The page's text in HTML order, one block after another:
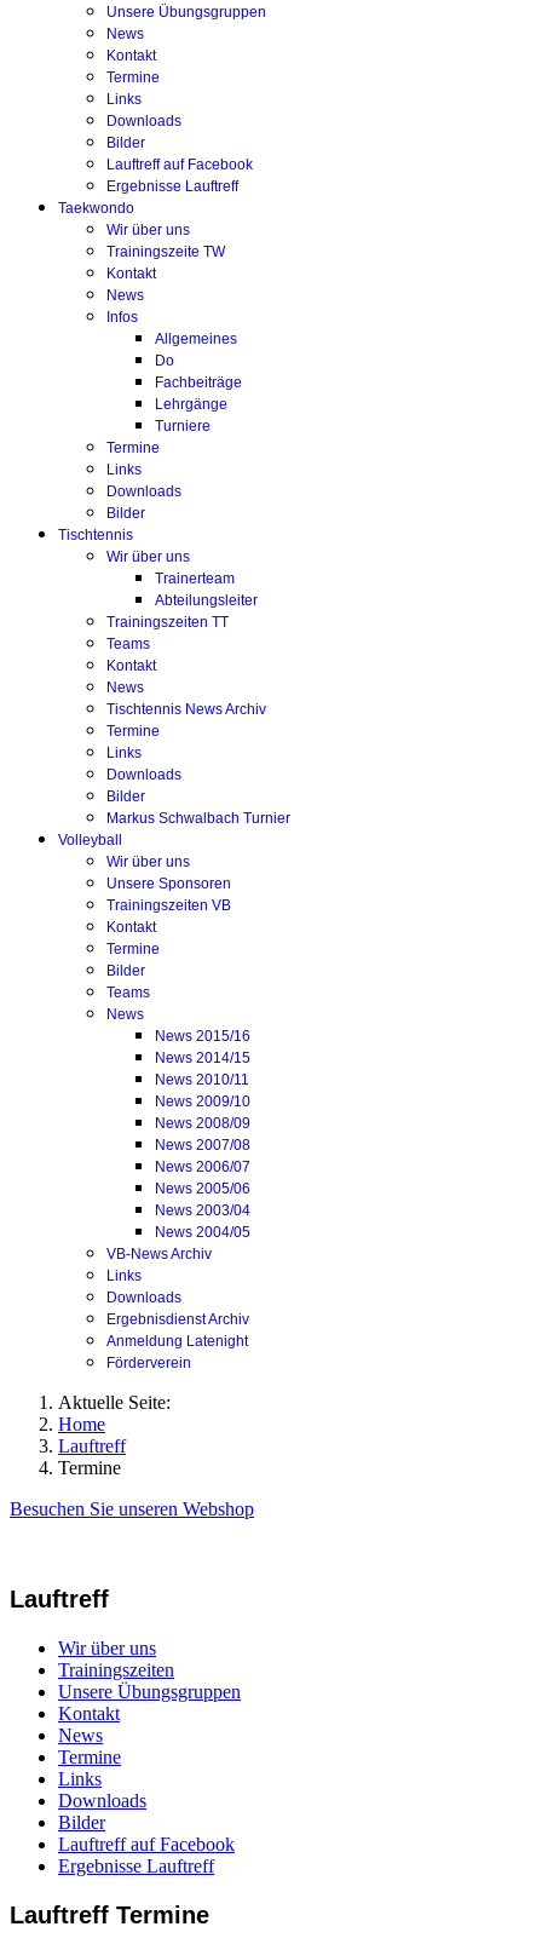
Unsere Übungsgruppen
News
Kontakt
Termine
Links
Downloads
Bilder
Lauftreff auf Facebook
Ergebnisse Lauftreff
Taekwondo
Wir über uns
Trainingszeite TW
Kontakt
News
Infos
Allgemeines
Do
Fachbeiträge
Lehrgänge
Turniere
Termine
Links
Downloads
Bilder
Tischtennis
Wir über uns
Trainerteam
Abteilungsleiter
Trainingszeiten TT
Teams
Kontakt
News
Tischtennis News Archiv
Termine
Links
Downloads
Bilder
Markus Schwalbach Turnier
Volleyball
Wir über uns
Unsere Sponsoren
Trainingszeiten VB
Kontakt
Termine
Bilder
Teams
News
News 2015/16
News 2014/15
News 2010/11
News 2009/10
News 2008/09
News 2007/08
News 2006/07
News 2005/06
News 2003/04
News 2004/05
VB-News Archiv
Links
Downloads
Ergebnisdienst Archiv
Anmeldung Latenight
Förderverein
Aktuelle Seite:
Home
Lauftreff
Termine
Besuchen Sie unseren Webshop
Lauftreff
Wir über uns
Trainingszeiten
Unsere Übungsgruppen
Kontakt
News
Termine
Links
Downloads
Bilder
Lauftreff auf Facebook
Ergebnisse Lauftreff
Lauftreff Termine